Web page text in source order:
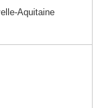
Aquitaine